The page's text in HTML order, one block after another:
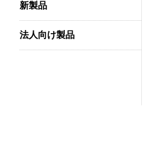
新製品
法人向け製品